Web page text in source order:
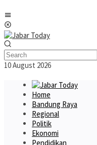
to
content
10 August 2026
Home
Bandung Raya
Regional
Politik
Ekonomi
Pendidikan